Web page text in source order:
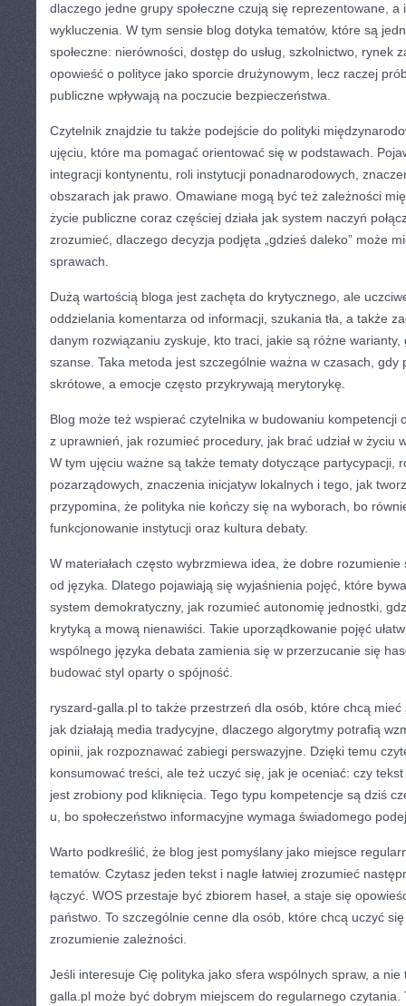
dlaczego jedne grupy społeczne czują się reprezentowane, a
wykluczenia. W tym sensie blog dotyka tematów, które są
społeczne: nierówności, dostęp do usług, szkolnictwo, rynek
opowieść o polityce jako sporcie drużynowym, lecz raczej
publiczne wpływają na poczucie bezpieczeństwa.
Czytelnik znajdzie tu także podejście do polityki
ujęciu, które ma pomagać orientować się w podstawach.
integracji kontynentu, roli instytucji ponadnarodowych,
obszarach jak prawo. Omawiane mogą być też zależności
życie publiczne coraz częściej działa jak system naczyń
zrozumieć, dlaczego decyzja podjęta „gdzieś daleko” może
sprawach.
Dużą wartością bloga jest zachęta do krytycznego, ale
oddzielania komentarza od informacji, szukania tła, a także
danym rozwiązaniu zyskuje, kto traci, jakie są różne warianty,
szanse. Taka metoda jest szczególnie ważna w czasach, gdy
skrótowe, a emocje często przykrywają merytorykę.
Blog może też wspierać czytelnika w budowaniu kompetencji
z uprawnień, jak rozumieć procedury, jak brać udział w życiu
W tym ujęciu ważne są także tematy dotyczące partycypacji,
pozarządowych, znaczenia inicjatyw lokalnych i tego, jak
przypomina, że polityka nie kończy się na wyborach, bo
funkcjonowanie instytucji oraz kultura debaty.
W materiałach często wybrzmiewa idea, że dobre rozumienie
od języka. Dlatego pojawiają się wyjaśnienia pojęć, które
system demokratyczny, jak rozumieć autonomię jednostki,
krytyką a mową nienawiści. Takie uporządkowanie pojęć
wspólnego języka debata zamienia się w przerzucanie się
budować styl oparty o spójność.
ryszard-galla.pl to także przestrzeń dla osób, które chcą mieć
jak działają media tradycyjne, dlaczego algorytmy potrafią
opinii, jak rozpoznawać zabiegi perswazyjne. Dzięki temu
konsumować treści, ale też uczyć się, jak je oceniać: czy
jest zrobiony pod kliknięcia. Tego typu kompetencje są dziś
u, bo społeczeństwo informacyjne wymaga świadomego
Warto podkreślić, że blog jest pomyślany jako miejsce
tematów. Czytasz jeden tekst i nagle łatwiej zrozumieć
łączyć. WOS przestaje być zbiorem haseł, a staje się
państwo. To szczególnie cenne dla osób, które chcą uczyć
zrozumienie zależności.
Jeśli interesuje Cię polityka jako sfera wspólnych spraw, a
galla.pl może być dobrym miejscem do regularnego czytania.